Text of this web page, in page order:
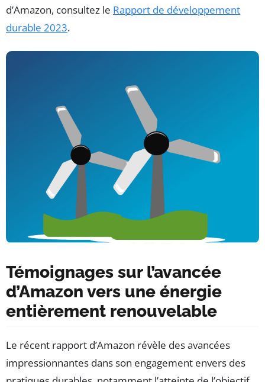
d’Amazon, consultez le Rapport de développement
durable 2023.
Témoignages sur l’avancée
d’Amazon vers une énergie
entièrement renouvelable
Le récent rapport d’Amazon révèle des avancées
impressionnantes dans son engagement envers des